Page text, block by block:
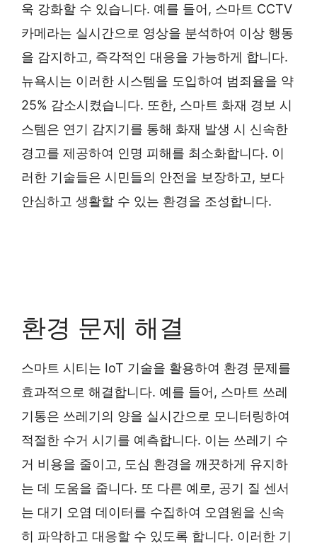
욱 강화할 수 있습니다. 예를 들어, 스마트 CCTV
카메라는 실시간으로 영상을 분석하여 이상 행동
을 감지하고, 즉각적인 대응을 가능하게 합니다.
뉴욕시는 이러한 시스템을 도입하여 범죄율을 약
25% 감소시켰습니다. 또한, 스마트 화재 경보 시
스템은 연기 감지기를 통해 화재 발생 시 신속한
경고를 제공하여 인명 피해를 최소화합니다. 이
러한 기술들은 시민들의 안전을 보장하고, 보다
안심하고 생활할 수 있는 환경을 조성합니다.
환경 문제 해결
스마트 시티는 IoT 기술을 활용하여 환경 문제를
효과적으로 해결합니다. 예를 들어, 스마트 쓰레
기통은 쓰레기의 양을 실시간으로 모니터링하여
적절한 수거 시기를 예측합니다. 이는 쓰레기 수
거 비용을 줄이고, 도심 환경을 깨끗하게 유지하
는 데 도움을 줍니다. 또 다른 예로, 공기 질 센서
는 대기 오염 데이터를 수집하여 오염원을 신속
히 파악하고 대응할 수 있도록 합니다. 이러한 기